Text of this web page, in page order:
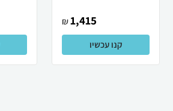
1,415
₪
קנו עכשיו